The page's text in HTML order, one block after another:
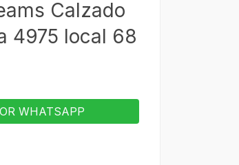
Calzado
4975 local 68
WHATSAPP